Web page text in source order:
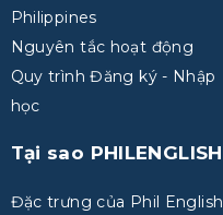
Philippines
Nguyên tắc hoạt động
Quy trình Đăng ký - Nhập
học
Tại sao PHILENGLISH
Đặc trưng của Phil English